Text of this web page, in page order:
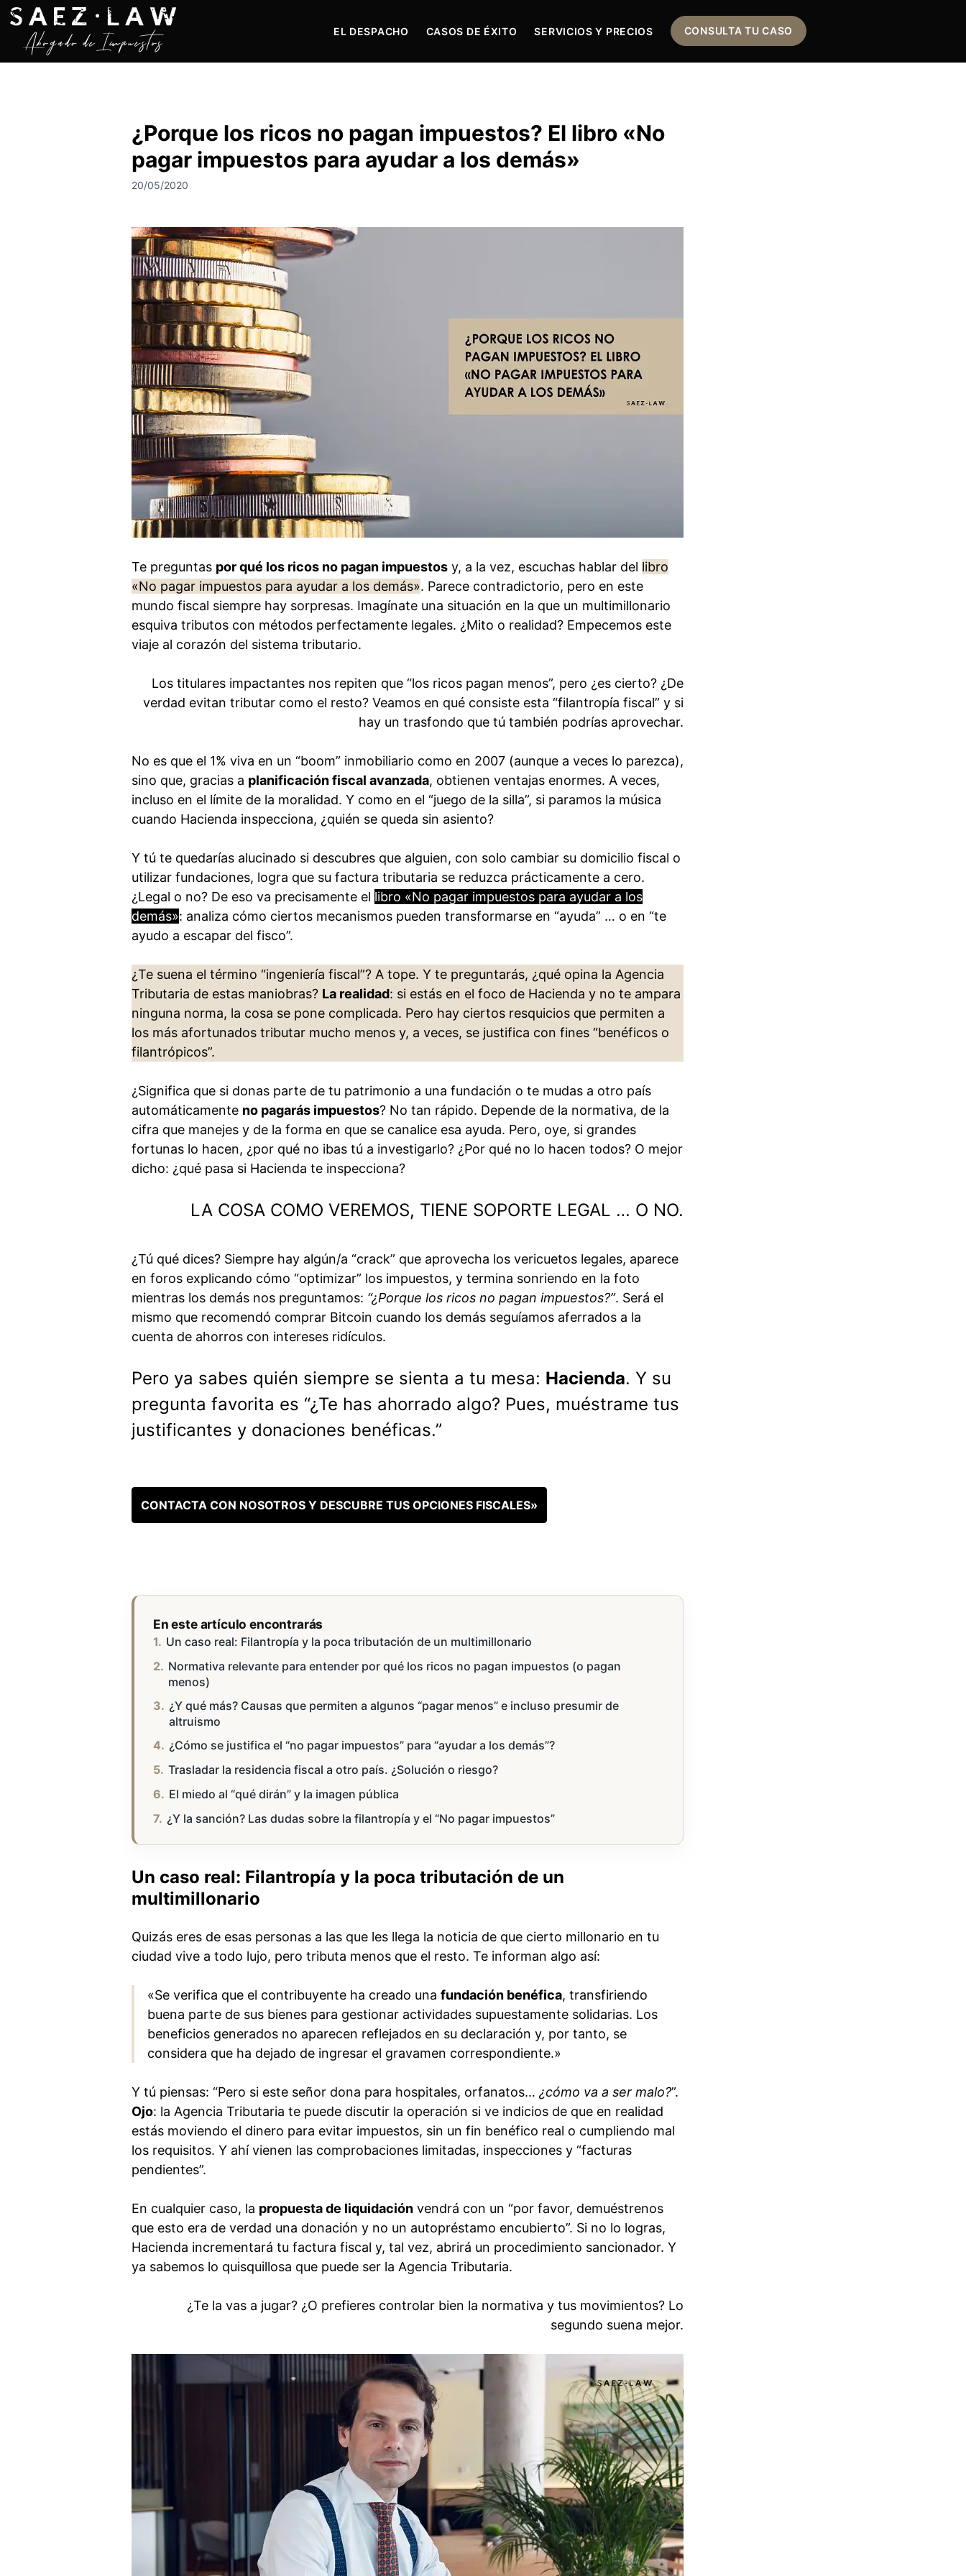
t
EL DESPACHO CASOS DE ÉXITO SERVICIOS Y PRECIOS CONSULTA TU CASO
¿Porque los ricos no pagan impuestos? El libro «No
pagar impuestos para ayudar a los demás»
20/05/2020
Te preguntas por qué los ricos no pagan impuestos y, a la vez, escuchas hablar del libro
«No pagar impuestos para ayudar a los demás». Parece contradictorio, pero en este
mundo fiscal siempre hay sorpresas. Imagínate una situación en la que un multimillonario
esquiva tributos con métodos perfectamente legales. ¿Mito o realidad? Empecemos este
viaje al corazón del sistema tributario.
Los titulares impactantes nos repiten que “los ricos pagan menos”, pero ¿es cierto? ¿De
verdad evitan tributar como el resto? Veamos en qué consiste esta “filantropía fiscal” y si
hay un trasfondo que tú también podrías aprovechar.
No es que el 1% viva en un “boom” inmobiliario como en 2007 (aunque a veces lo parezca),
sino que, gracias a planificación fiscal avanzada, obtienen ventajas enormes. A veces,
incluso en el límite de la moralidad. Y como en el “juego de la silla”, si paramos la música
cuando Hacienda inspecciona, ¿quién se queda sin asiento?
Y tú te quedarías alucinado si descubres que alguien, con solo cambiar su domicilio fiscal o
utilizar fundaciones, logra que su factura tributaria se reduzca prácticamente a cero.
¿Legal o no? De eso va precisamente el libro «No pagar impuestos para ayudar a los
demás»: analiza cómo ciertos mecanismos pueden transformarse en “ayuda” … o en “te
ayudo a escapar del fisco”.
¿Te suena el término “ingeniería fiscal”? A tope. Y te preguntarás, ¿qué opina la Agencia
Tributaria de estas maniobras? La realidad: si estás en el foco de Hacienda y no te ampara
ninguna norma, la cosa se pone complicada. Pero hay ciertos resquicios que permiten a
los más afortunados tributar mucho menos y, a veces, se justifica con fines “benéficos o
filantrópicos”.
¿Significa que si donas parte de tu patrimonio a una fundación o te mudas a otro país
automáticamente no pagarás impuestos? No tan rápido. Depende de la normativa, de la
cifra que manejes y de la forma en que se canalice esa ayuda. Pero, oye, si grandes
fortunas lo hacen, ¿por qué no ibas tú a investigarlo? ¿Por qué no lo hacen todos? O mejor
dicho: ¿qué pasa si Hacienda te inspecciona?
LA COSA COMO VEREMOS, TIENE SOPORTE LEGAL … O NO.
¿Tú qué dices? Siempre hay algún/a “crack” que aprovecha los vericuetos legales, aparece
en foros explicando cómo “optimizar” los impuestos, y termina sonriendo en la foto
mientras los demás nos preguntamos: “¿Porque los ricos no pagan impuestos?”. Será el
mismo que recomendó comprar Bitcoin cuando los demás seguíamos aferrados a la
cuenta de ahorros con intereses ridículos.
Pero ya sabes quién siempre se sienta a tu mesa: Hacienda. Y su
pregunta favorita es “¿Te has ahorrado algo? Pues, muéstrame tus
justificantes y donaciones benéficas.”
CONTACTA CON NOSOTROS Y DESCUBRE TUS OPCIONES FISCALES»
En este artículo encontrarás
Un caso real: Filantropía y la poca tributación de un multimillonario
Normativa relevante para entender por qué los ricos no pagan impuestos (o pagan
menos)
¿Y qué más? Causas que permiten a algunos “pagar menos” e incluso presumir de
altruismo
¿Cómo se justifica el “no pagar impuestos” para “ayudar a los demás”?
Trasladar la residencia fiscal a otro país. ¿Solución o riesgo?
El miedo al “qué dirán” y la imagen pública
¿Y la sanción? Las dudas sobre la filantropía y el “No pagar impuestos”
Un caso real: Filantropía y la poca tributación de un
multimillonario
Quizás eres de esas personas a las que les llega la noticia de que cierto millonario en tu
ciudad vive a todo lujo, pero tributa menos que el resto. Te informan algo así:
«Se verifica que el contribuyente ha creado una fundación benéfica, transfiriendo
buena parte de sus bienes para gestionar actividades supuestamente solidarias. Los
beneficios generados no aparecen reflejados en su declaración y, por tanto, se
considera que ha dejado de ingresar el gravamen correspondiente.»
Y tú piensas: “Pero si este señor dona para hospitales, orfanatos… ¿cómo va a ser malo?”.
Ojo: la Agencia Tributaria te puede discutir la operación si ve indicios de que en realidad
estás moviendo el dinero para evitar impuestos, sin un fin benéfico real o cumpliendo mal
los requisitos. Y ahí vienen las comprobaciones limitadas, inspecciones y “facturas
pendientes”.
En cualquier caso, la propuesta de liquidación vendrá con un “por favor, demuéstrenos
que esto era de verdad una donación y no un autopréstamo encubierto”. Si no lo logras,
Hacienda incrementará tu factura fiscal y, tal vez, abrirá un procedimiento sancionador. Y
ya sabemos lo quisquillosa que puede ser la Agencia Tributaria.
¿Te la vas a jugar? ¿O prefieres controlar bien la normativa y tus movimientos? Lo
segundo suena mejor.